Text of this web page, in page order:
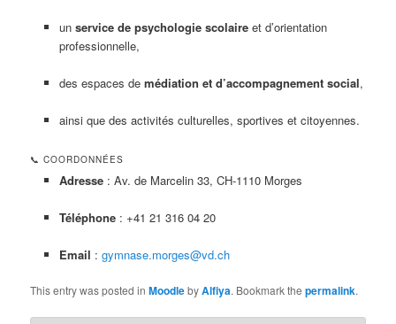
un service de psychologie scolaireet d’orientation
professionnelle,
des espaces de médiation et d’accompagnement social,
ainsi que des activités culturelles, sportives et citoyennes.
📞 COORDONNÉES
Adresse: Av. de Marcelin 33, CH-1110 Morges
Téléphone: +41 21 316 04 20
Email : gymnase.morges@vd.ch
This entry was posted inMoodlebyAlfiya. Bookmark thepermalink.